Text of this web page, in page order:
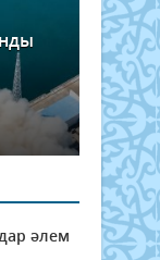
әлем